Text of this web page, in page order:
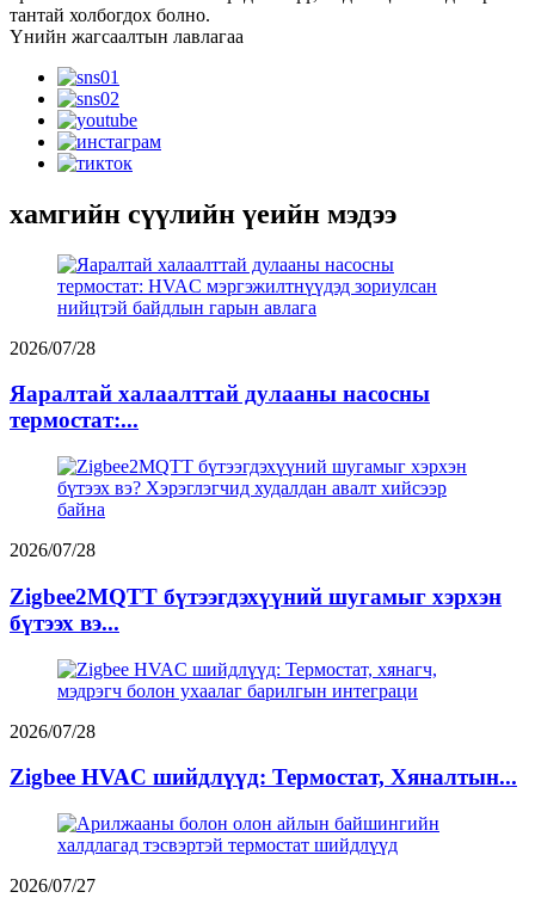
тантай холбогдох болно.
Үнийн жагсаалтын лавлагаа
хамгийн сүүлийн үеийн мэдээ
2026/07/28
Яаралтай халаалттай дулааны насосны
термостат:...
2026/07/28
Zigbee2MQTT бүтээгдэхүүний шугамыг хэрхэн
бүтээх вэ...
2026/07/28
Zigbee HVAC шийдлүүд: Термостат, Хяналтын...
2026/07/27